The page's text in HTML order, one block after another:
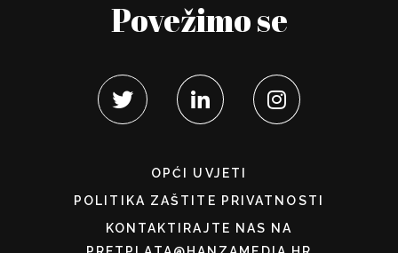
Povežimo se
OPĆI UVJETI
POLITIKA ZAŠTITE PRIVATNOSTI
KONTAKTIRAJTE NAS NA